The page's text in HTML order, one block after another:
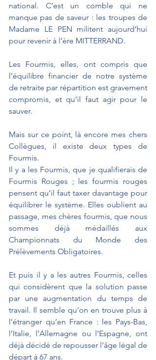
national. C’est un comble qui ne
manque pas de saveur : les troupes de
Madame LE PEN militent aujourd’hui
pour revenir à l’ère MITTERRAND.
Les Fourmis, elles, ont compris que
l’équilibre financier de notre système
de retraite par répartition est gravement
compromis, et qu’il faut agir pour le
sauver.
Mais sur ce point, là encore mes chers
Collègues, il existe deux types de
Fourmis.
Il y a les Fourmis, que je qualifierais de
Fourmis Rouges ; les fourmis rouges
pensent qu’il faut taxer davantage pour
équilibrer le système. Elles oublient au
passage, mes chères fourmis, que nous
sommes déjà médaillés aux
Championnats du Monde des
Prélèvements Obligatoires.
Et puis il y a les autres Fourmis, celles
qui considèrent que la solution passe
par une augmentation du temps de
travail. Il semble qu’on en trouve plus à
l’étranger qu’en France : les Pays-Bas,
l’Italie, l’Allemagne ou l’Espagne, ont
déjà décidé de repousser l’âge légal de
départ à 67 ans.